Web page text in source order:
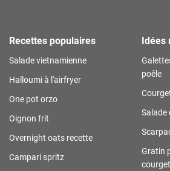
Recettes populaires
Salade vietnamienne
Halloumi à l'airfryer
One pot orzo
Oignon frit
Overnight oats recette
Campari spritz
Idées
poêle
Salade
Gratin